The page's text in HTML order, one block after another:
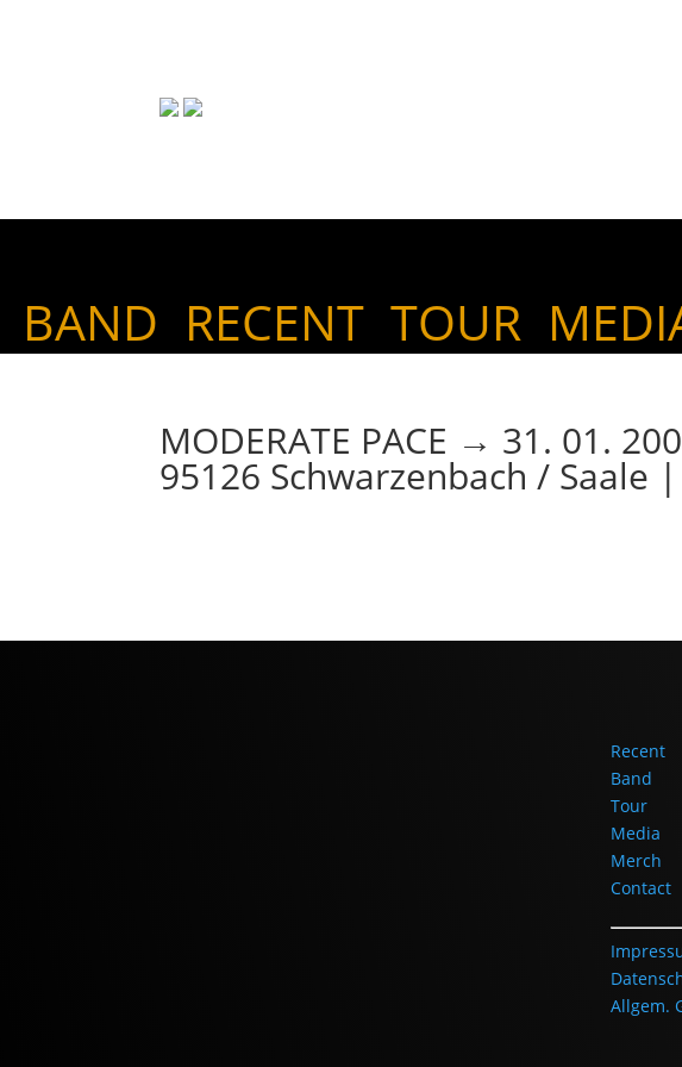
BAND RECENT TOUR
MODERATE PACE → 31. 01.
95126 Schwarzenbach / Saale
Recent
Band
Tour
Media
Merch
Contact
Allgem.